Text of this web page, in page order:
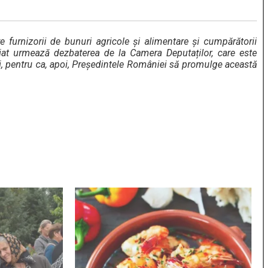
furnizorii de bunuri agricole și alimentare și cumpărătorii
dezbaterea de la Camera Deputaților, care este
ca, apoi, Președintele României să promulge această